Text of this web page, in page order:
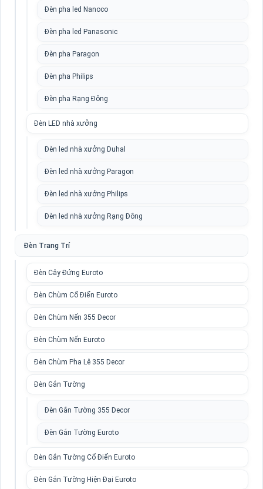
Đèn pha led Nanoco
Đèn pha led Panasonic
Đèn pha Paragon
Đèn pha Philips
Đèn pha Rạng Đông
Đèn LED nhà xưởng
Đèn led nhà xưởng Duhal
Đèn led nhà xưởng Paragon
Đèn led nhà xưởng Philips
Đèn led nhà xưởng Rạng Đông
Đèn Trang Trí
Đèn Cây Đứng Euroto
Đèn Chùm Cổ Điển Euroto
Đèn Chùm Nến 355 Decor
Đèn Chùm Nến Euroto
Đèn Chùm Pha Lê 355 Decor
Đèn Gắn Tường
Đèn Gắn Tường 355 Decor
Đèn Gắn Tường Euroto
Đèn Gắn Tường Cổ Điển Euroto
Đèn Gắn Tường Hiện Đại Euroto